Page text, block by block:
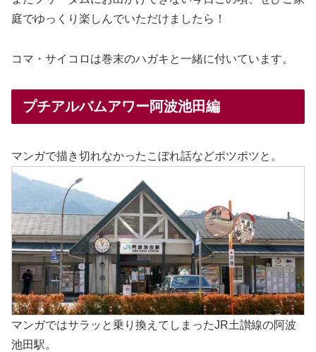
庭でゆっくり楽しんでいただけましたら！
コマ・サイコロは巻末のハガキと一緒に付いています。
プチアルバムアワー阿波池田編
マンガで描き切れなかったこぼれ話などポツポツと。
マンガではサラッと乗り換えてしまったJR土讃線の阿波
池田駅。